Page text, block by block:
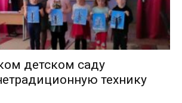
детском саду
технику